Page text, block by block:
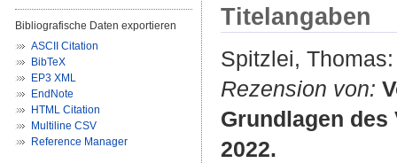
Bibliografische Daten exportieren
ASCII Citation
BibTeX
EP3 XML
EndNote
HTML Citation
Multiline CSV
Reference Manager
Titelangaben
Spitzlei, Thomas:
Rezension von:
Grundlagen des
2022.